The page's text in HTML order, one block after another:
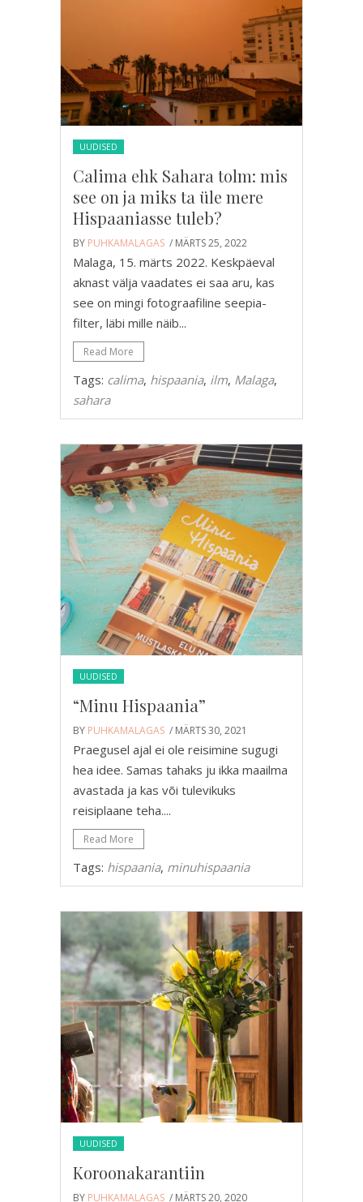
UUDISED
Calima ehk Sahara tolm: mis
see on ja miks ta üle mere
Hispaaniasse tuleb?
BY PUHKAMALAGAS / MÄRTS 25, 2022
Malaga, 15. märts 2022. Keskpäeval
aknast välja vaadates ei saa aru, kas
see on mingi fotograafiline seepia-
filter, läbi mille näib...
Read More
Tags: calima, hispaania, ilm, Malaga,
sahara
UUDISED
“Minu Hispaania”
BY PUHKAMALAGAS / MÄRTS 30, 2021
Praegusel ajal ei ole reisimine sugugi
hea idee. Samas tahaks ju ikka maailma
avastada ja kas või tulevikuks
reisiplaane teha....
Read More
Tags: hispaania, minuhispaania
UUDISED
Koroonakarantiin
BY PUHKAMALAGAS / MÄRTS 20, 2020